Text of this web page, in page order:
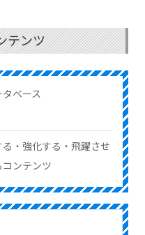
テンツ
ベース
・強化する・飛躍させ
ンテンツ